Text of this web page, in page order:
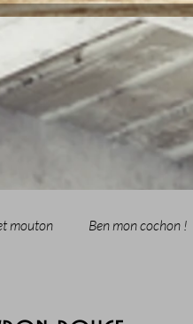
mouton Ben mon cochon !